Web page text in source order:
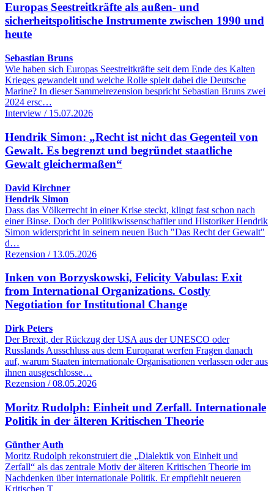
Europas Seestreitkräfte als außen- und
sicherheitspolitische Instrumente zwischen 1990 und
heute
Sebastian Bruns
Wie haben sich Europas Seestreitkräfte seit dem Ende des Kalten
Krieges gewandelt und welche Rolle spielt dabei die Deutsche
Marine? In dieser Sammelrezension bespricht Sebastian Bruns zwei
2024 ersc…
Interview / 15.07.2026
Hendrik Simon: „Recht ist nicht das Gegenteil von
Gewalt. Es begrenzt und begründet staatliche
Gewalt gleichermaßen“
David Kirchner
Hendrik Simon
Dass das Völkerrecht in einer Krise steckt, klingt fast schon nach
einer Binse. Doch der Politikwissenschaftler und Historiker Hendrik
Simon widerspricht in seinem neuen Buch "Das Recht der Gewalt"
d…
Rezension / 13.05.2026
Inken von Borzyskowski, Felicity Vabulas: Exit
from International Organizations. Costly
Negotiation for Institutional Change
Dirk Peters
Der Brexit, der Rückzug der USA aus der UNESCO oder
Russlands Ausschluss aus dem Europarat werfen Fragen danach
auf, warum Staaten internationale Organisationen verlassen oder aus
ihnen ausgeschlosse…
Rezension / 08.05.2026
Moritz Rudolph: Einheit und Zerfall. Internationale
Politik in der älteren Kritischen Theorie
Günther Auth
Moritz Rudolph rekonstruiert die „Dialektik von Einheit und
Zerfall“ als das zentrale Motiv der älteren Kritischen Theorie im
Nachdenken über internationale Politik. Er empfiehlt neueren
Kritischen T…